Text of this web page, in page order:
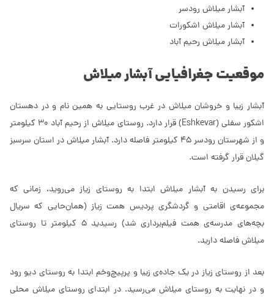
آبشار میلاش رودسر
آبشار میلاش اشکورات
آبشار میلاش رحیم آباد
موقعیت جغرافیایی آبشار میلاش
آبشار زیبا و خروشان میلاش در غرب روستایی به همین نام و در دهستان
اشکور سفلی (Eshkevar) قرار دارد. روستای میلاش از رحیم آباد 30 کیلومتر
و از شهرستان رودسر 45 کیلومتر فاصله دارد. آبشار میلاش در استان سرسبز
گیلان قرار گرفته است.
برای رسیدن به آبشار میلاش ابتدا به روستای زیاز می‌روید، زمانی که
مجموعه‌ی اقامتی و گردشگری پردیس همت زیاز (همان‌حایی که سریال
بچه‌های مدرسه‌ی همت فیلم‌برداری شد) رسیدید 5 کیلومتر تا روستای
میلاش فاصله دارید.
بعد از روستای زیاز در یک جاده‌ی زیبا و پرپیچ‌وخم ابتدا به روستای دیو رود
و در نهایت به روستای میلاش می­‌رسید. در ابتدای روستای میلاش محلی